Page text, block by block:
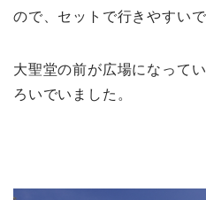
ので、セットで行きやすいで
大聖堂の前が広場になって
ろいでいました。